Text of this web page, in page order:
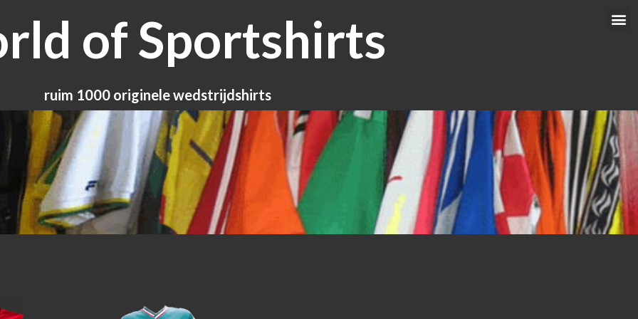
of Sportshirts
ruim 1000 originele wedstrijdshirts